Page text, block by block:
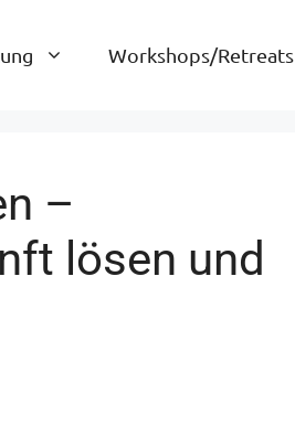
Workshops/Retreats
–
lösen und